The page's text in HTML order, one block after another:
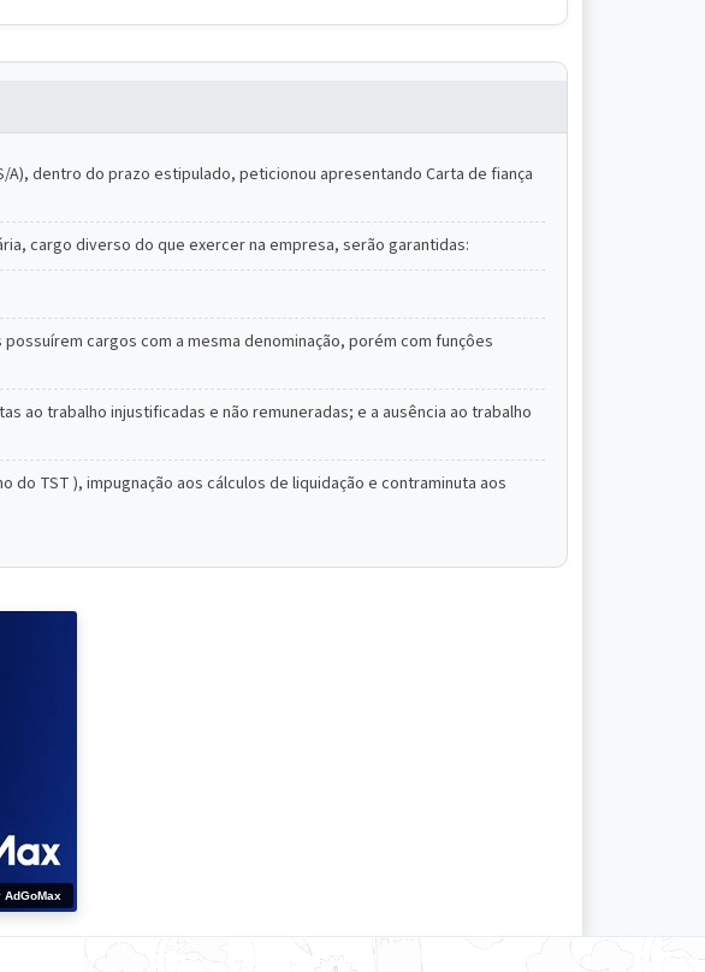
dentro do prazo estipulado, peticionou apresentando Carta de fiança
cargo diverso do que exercer na empresa, serão garantidas:
cargos com a mesma denominação, porém com funçôes
ao trabalho injustificadas e não remuneradas; e a ausência ao trabalho
TST ), impugnação aos cálculos de liquidação e contraminuta aos
AdGoMax